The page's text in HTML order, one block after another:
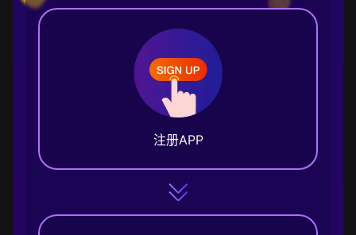
注册APP